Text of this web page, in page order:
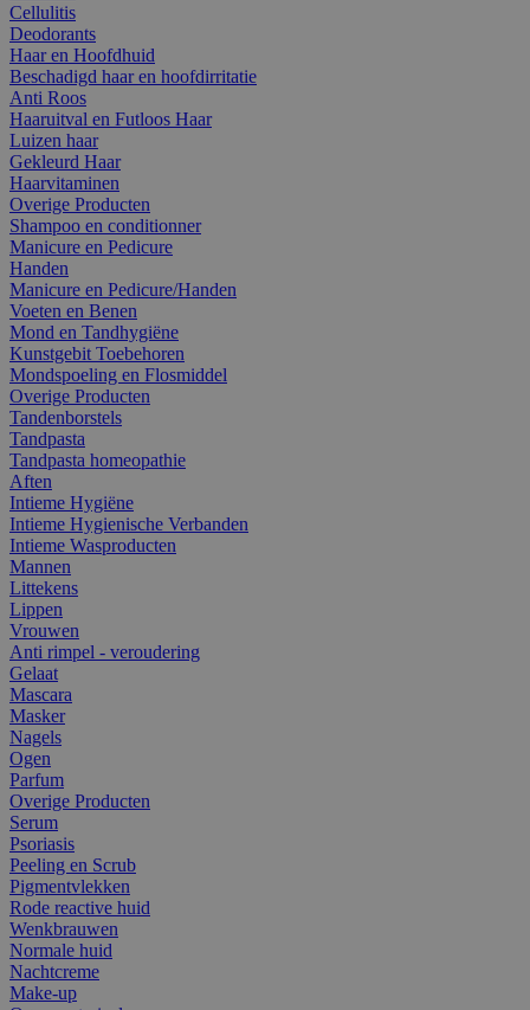
Cellulitis
Deodorants
Haar en Hoofdhuid
Beschadigd haar en hoofdirritatie
Anti Roos
Haaruitval en Futloos Haar
Luizen haar
Gekleurd Haar
Haarvitaminen
Overige Producten
Shampoo en conditionner
Manicure en Pedicure
Handen
Manicure en Pedicure/Handen
Voeten en Benen
Mond en Tandhygiëne
Kunstgebit Toebehoren
Mondspoeling en Flosmiddel
Overige Producten
Tandenborstels
Tandpasta
Tandpasta homeopathie
Aften
Intieme Hygiëne
Intieme Hygienische Verbanden
Intieme Wasproducten
Mannen
Littekens
Lippen
Vrouwen
Anti rimpel - veroudering
Gelaat
Mascara
Masker
Nagels
Ogen
Parfum
Overige Producten
Serum
Psoriasis
Peeling en Scrub
Pigmentvlekken
Rode reactive huid
Wenkbrauwen
Normale huid
Nachtcreme
Make-up